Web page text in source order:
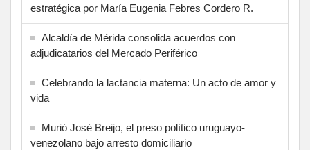
estratégica por María Eugenia Febres Cordero R.
Alcaldía de Mérida consolida acuerdos con
adjudicatarios del Mercado Periférico
Celebrando la lactancia materna: Un acto de amor y
vida
Murió José Breijo, el preso político uruguayo-
venezolano bajo arresto domiciliario